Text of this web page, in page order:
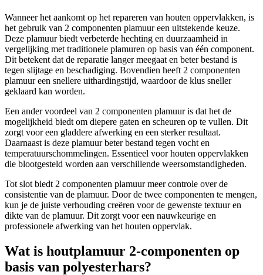
Wanneer het aankomt op het repareren van houten oppervlakken, is
het gebruik van 2 componenten plamuur een uitstekende keuze.
Deze plamuur biedt verbeterde hechting en duurzaamheid in
vergelijking met traditionele plamuren op basis van één component.
Dit betekent dat de reparatie langer meegaat en beter bestand is
tegen slijtage en beschadiging. Bovendien heeft 2 componenten
plamuur een snellere uithardingstijd, waardoor de klus sneller
geklaard kan worden.
Een ander voordeel van 2 componenten plamuur is dat het de
mogelijkheid biedt om diepere gaten en scheuren op te vullen. Dit
zorgt voor een gladdere afwerking en een sterker resultaat.
Daarnaast is deze plamuur beter bestand tegen vocht en
temperatuurschommelingen. Essentieel voor houten oppervlakken
die blootgesteld worden aan verschillende weersomstandigheden.
Tot slot biedt 2 componenten plamuur meer controle over de
consistentie van de plamuur. Door de twee componenten te mengen,
kun je de juiste verhouding creëren voor de gewenste textuur en
dikte van de plamuur. Dit zorgt voor een nauwkeurige en
professionele afwerking van het houten oppervlak.
Wat is houtplamuur 2-componenten op
basis van polyesterhars?